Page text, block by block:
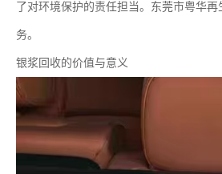
了对环境保护的责任担当。东莞市粤华
务。
银浆回收的价值与意义